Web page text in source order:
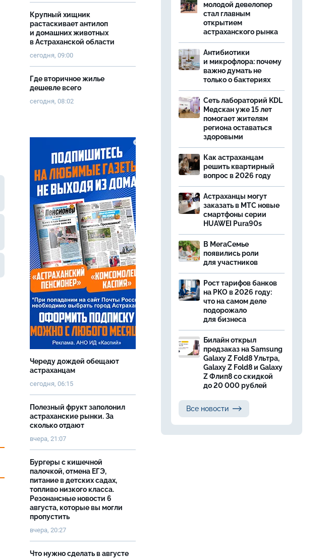
Крупный хищник
растаскивает антилоп
и домашних животных
в Астраханской области
сегодня, 09:00
Где вторичное жилье
дешевле всего
сегодня, 08:02
Череду дождей обещают
астраханцам
сегодня, 06:15
Полезный фрукт заполонил
астраханские рынки. За
сколько отдают
вчера, 21:07
Бургеры с кишечной
палочкой, отмена ЕГЭ,
питание в детских садах,
топливо низкого класса.
Резонансные новости 6
августа, которые вы могли
пропустить
вчера, 20:27
Что нужно сделать в августе
молодой девелопер
стал главным
открытием
астраханского рынка
Антибиотики
и микрофлора: почему
важно думать не
только о бактериях
Сеть лабораторий KDL
Медскан уже 15 лет
помогает жителям
региона оставаться
здоровыми
Как астраханцам
решить квартирный
вопрос в 2026 году
Астраханцы могут
заказать в МТС новые
смартфоны серии
HUAWEI Pura90s
В МегаСемье
появились роли
для участников
Рост тарифов банков
на РКО в 2026 году:
что на самом деле
подорожало
для бизнеса
Билайн открыл
предзаказ на Samsung
Galaxy Z Fold8 Ультра,
Galaxy Z Fold8 и Galaxy
Z Флип8 со скидкой
до 20 000 рублей
Все новости